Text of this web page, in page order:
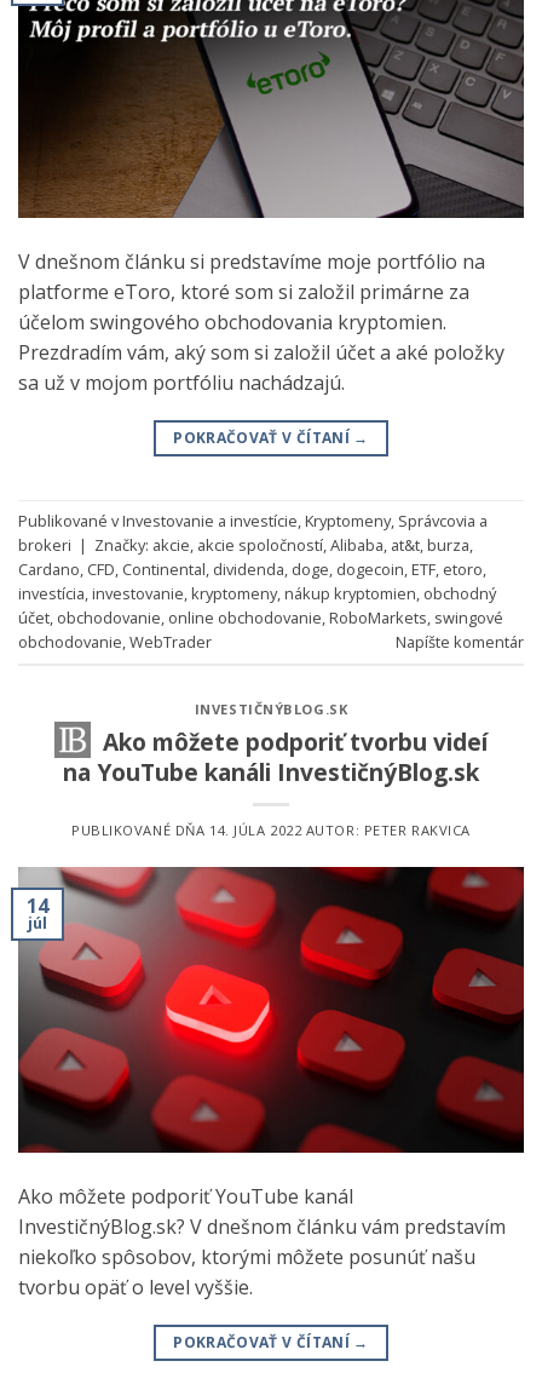
V dnešnom článku si predstavíme moje portfólio na
platforme eToro, ktoré som si založil primárne za
účelom swingového obchodovania kryptomien.
Prezdradím vám, aký som si založil účet a aké položky
sa už v mojom portfóliu nachádzajú.
POKRAČOVAŤ V ČÍTANÍ →
Publikované vInvestovanie a investície,Kryptomeny, Správcovia a
brokeri | Značky: akcie, akcie spoločností,Alibaba, at&t,burza,
Cardano, CFD, Continental, dividenda, doge, dogecoin,ETF, etoro,
investícia,investovanie,kryptomeny,nákup kryptomien, obchodný
účet, obchodovanie, online obchodovanie,RoboMarkets, swingové
obchodovanie,WebTrader Napíšte komentár
INVESTIČNÝBLOG.SK
Ako môžete podporiť tvorbu videí
na YouTube kanáli InvestičnýBlog.sk
PUBLIKOVANÉ DŇA 14. JÚLA 2022AUTOR: PETER RAKVICA
14
júl
Ako môžete podporiť YouTube kanál
InvestičnýBlog.sk? V dnešnom článku vám predstavím
niekoľko spôsobov, ktorými môžete posunúť našu
tvorbu opäť o level vyššie.
POKRAČOVAŤ V ČÍTANÍ →